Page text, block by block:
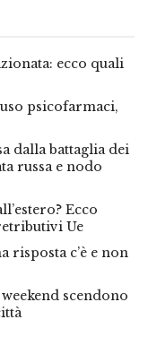
ecco quali
psicofarmaci,
dalla battaglia dei
russa e nodo
Ecco
Ue
risposta c’è e non
scendono